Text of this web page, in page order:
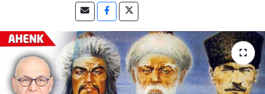
GENEL
Güncel
Haber Arşivi